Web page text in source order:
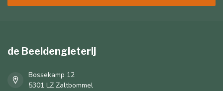
de Beeldengieterij
Bossekamp 12
5301 LZ Zaltbommel